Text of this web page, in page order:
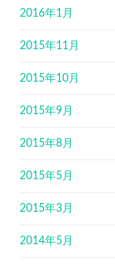
2016年1月
2015年11月
2015年10月
2015年9月
2015年8月
2015年5月
2015年3月
2014年5月